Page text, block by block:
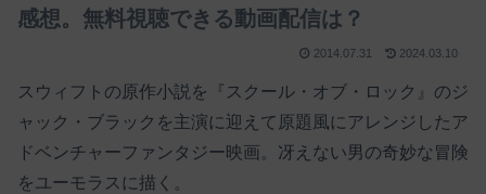
感想。無料視聴できる動画配信は？
2014.07.31 2024.03.10
スウィフトの原作小説を『スクール・オブ・ロック』のジ
ャック・ブラックを主演に迎えて原題風にアレンジしたア
ドベンチャーファンタジー映画。冴えない男の奇妙な冒険
をユーモラスに描く。